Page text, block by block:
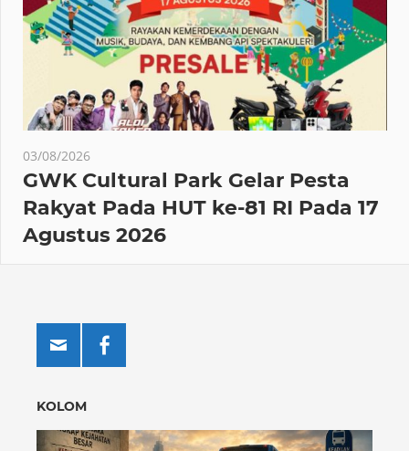
03/08/2026
GWK Cultural Park Gelar Pesta
Rakyat Pada HUT ke-81 RI Pada 17
Agustus 2026
KOLOM